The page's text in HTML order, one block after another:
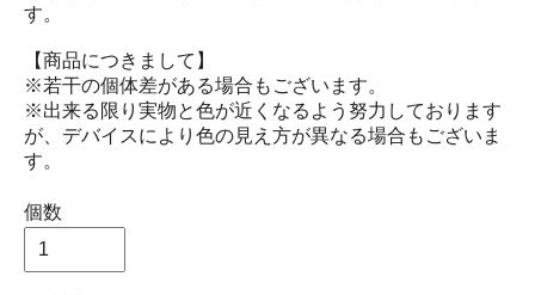
す。
【商品につきまして】
※若干の個体差がある場合もございます。
※出来る限り実物と色が近くなるよう努力しております
が、デバイスにより色の見え方が異なる場合もございま
す。
個数